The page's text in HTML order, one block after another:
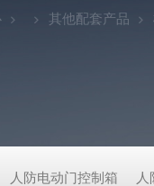
其他配套产品
人防电动门控制箱 人